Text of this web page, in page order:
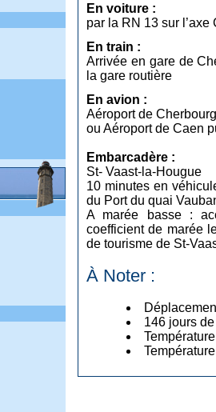
En voiture :
par la RN 13 sur
En train :
Arrivée en gare de
la gare routière
En avion :
Aéroport de Cherbourg
ou Aéroport de Caen
Embarcadère :
St- Vaast-la-Hougue
10 minutes en
du Port du quai
A marée basse :
coefficient de marée
de tourisme de St-
À Noter :
146 jours